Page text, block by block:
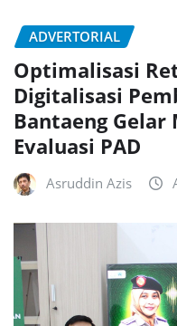
ADVERTORIAL
Optimalisasi
Digitalisasi
Bantaeng
Evaluasi PAD
Asruddin Azis